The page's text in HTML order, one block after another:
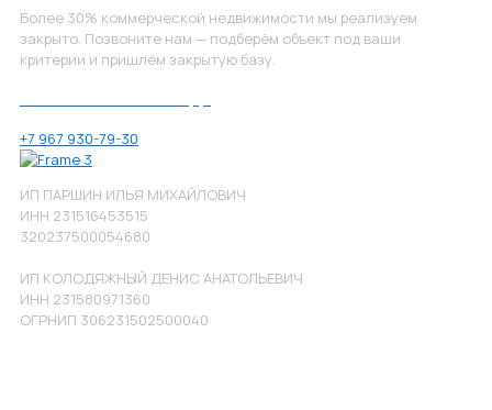
Более 30% коммерческой недвижимости мы реализуем
закрыто. Позвоните нам — подберём объект под ваши
критерии и пришлём закрытую базу.
+7 967 930-79-30
ИП ПАРШИН ИЛЬЯ МИХАЙЛОВИЧ
ИНН 231516453515
320237500054680
ИП КОЛОДЯЖНЫЙ ДЕНИС АНАТОЛЬЕВИЧ
ИНН 231580971360
ОГРНИП 306231502500040